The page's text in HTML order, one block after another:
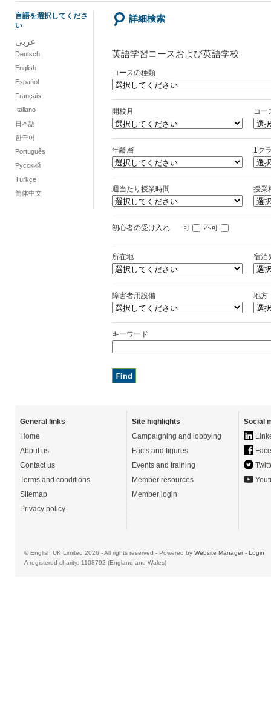
言語を選択してくださ
い
عربي
Deutsch
English
Español
Français
Italiano
日本語
한국어
Português
Русский
Türkçe
简体中文
詳細検索
英語学習コースおよび英語学校
コースの種類
開校月 コー
年齢層 1ク
週当たり授業時間 授業
初心者の受け入れ 可 不可
所在地 宿泊
障害者用設備 地方
キーワード
General links
Home
About us
Contact us
Terms and conditions
Sitemap
Privacy policy
Site highlights
Campaigning and lobbying
Facts and figures
Events and training
Member resources
Member login
Social
© English UK Limited 2026 - All rights reserved - Powered by Website Manager- Login
A registered charity: 1108792 (England and Wales)